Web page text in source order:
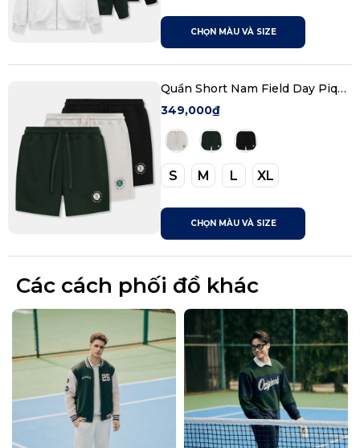
CHỌN MÀU VÀ SIZE
Quần Short Nam Field Day Pique
CVC From Regular
349,000₫
S M L XL
CHỌN MÀU VÀ SIZE
Các cách phối đồ khác